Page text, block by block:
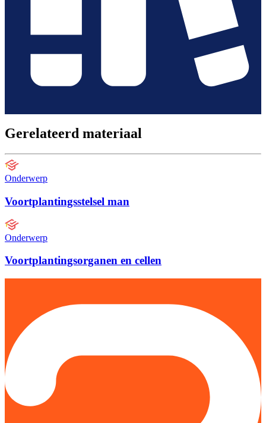
Gerelateerd materiaal
Onderwerp
Voortplantingsstelsel man
Onderwerp
Voortplantingsorganen en cellen